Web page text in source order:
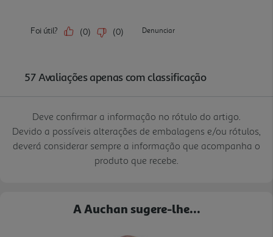
Deve confirmar a informação no rótulo do artigo.
Devido a possíveis alterações de embalagens e/ou rótulos,
deverá considerar sempre a informação que acompanha o
produto que recebe.
A Auchan sugere-lhe...